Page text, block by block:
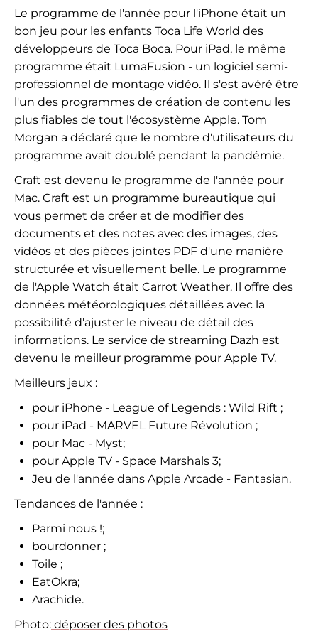
Le programme de l'année pour l'iPhone était un
bon jeu pour les enfants Toca Life World des
développeurs de Toca Boca. Pour iPad, le même
programme était LumaFusion - un logiciel semi-
professionnel de montage vidéo. Il s'est avéré être
l'un des programmes de création de contenu les
plus fiables de tout l'écosystème Apple. Tom
Morgan a déclaré que le nombre d'utilisateurs du
programme avait doublé pendant la pandémie.
Craft est devenu le programme de l'année pour
Mac. Craft est un programme bureautique qui
vous permet de créer et de modifier des
documents et des notes avec des images, des
vidéos et des pièces jointes PDF d'une manière
structurée et visuellement belle. Le programme
de l'Apple Watch était Carrot Weather. Il offre des
données météorologiques détaillées avec la
possibilité d'ajuster le niveau de détail des
informations. Le service de streaming Dazh est
devenu le meilleur programme pour Apple TV.
Meilleurs jeux :
pour iPhone - League of Legends : Wild Rift ;
pour iPad - MARVEL Future Révolution ;
pour Mac - Myst;
pour Apple TV - Space Marshals 3;
Jeu de l'année dans Apple Arcade - Fantasian.
Tendances de l'année :
Parmi nous !;
bourdonner ;
Toile ;
EatOkra;
Arachide.
Photo: déposer des photos